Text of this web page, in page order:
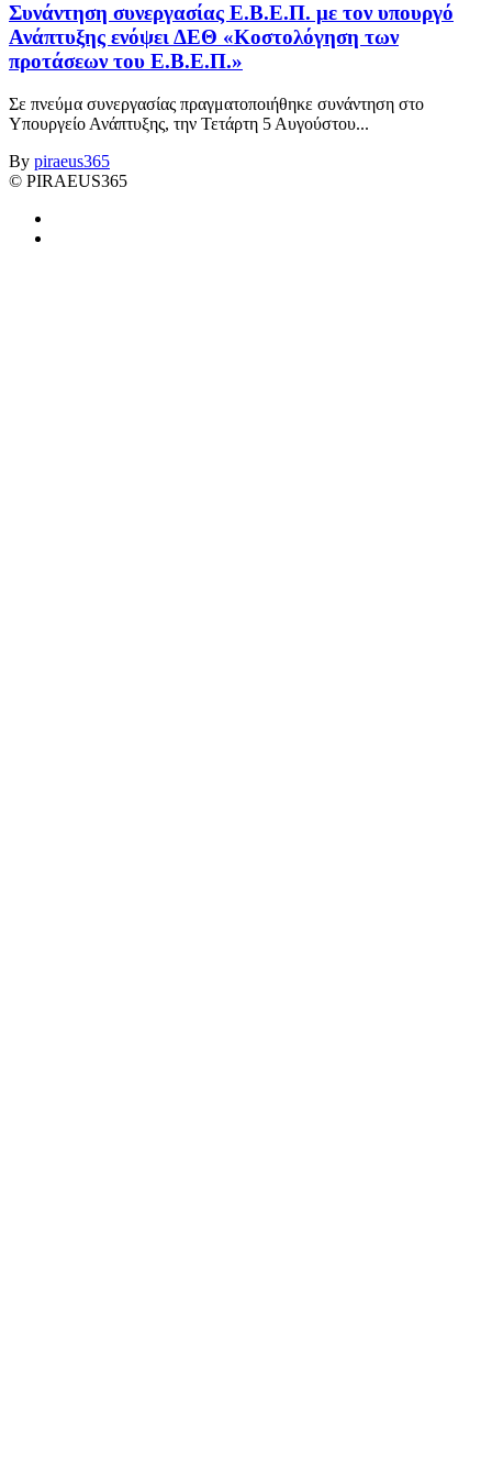
Συνάντηση συνεργασίας Ε.Β.Ε.Π. με τον υπουργό
Ανάπτυξης ενόψει ΔΕΘ «Κοστολόγηση των
προτάσεων του Ε.Β.Ε.Π.»
Σε πνεύμα συνεργασίας πραγματοποιήθηκε συνάντηση στο
Υπουργείο Ανάπτυξης, την Τετάρτη 5 Αυγούστου...
By piraeus365
© PIRAEUS365